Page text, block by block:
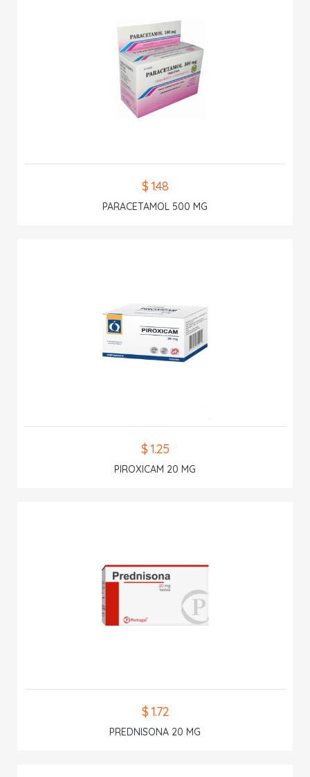
$ 1.48
PARACETAMOL 500 MG
$ 1.25
PIROXICAM 20 MG
$ 1.72
PREDNISONA 20 MG